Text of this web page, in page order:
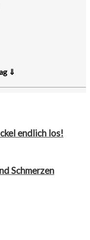
⇓
endlich los!
Schmerzen